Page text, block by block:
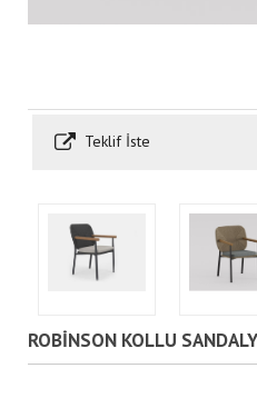
Teklif İste
ROBİNSON KOLLU